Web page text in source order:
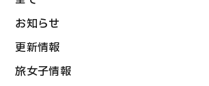
お知らせ
更新情報
旅女子情報